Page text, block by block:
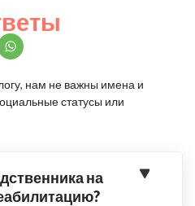
нам не важны имена и
статусы или
на